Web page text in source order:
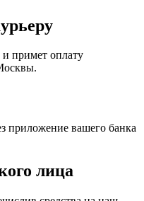
примет оплату
приложение вашего банка
лица